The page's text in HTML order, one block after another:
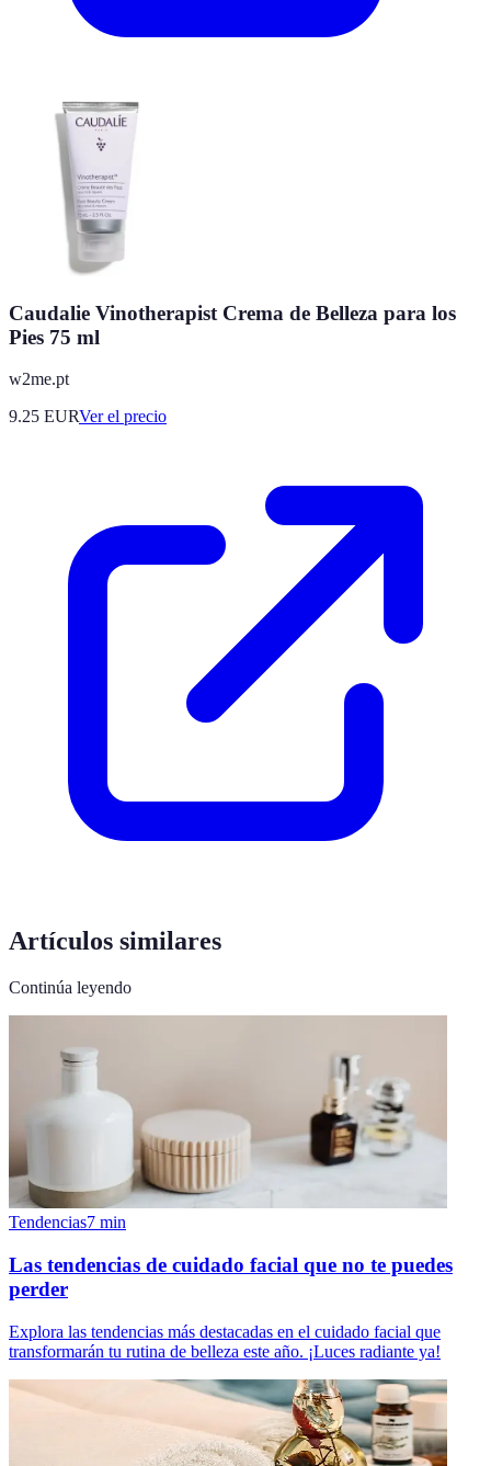
Caudalie Vinotherapist Crema de Belleza para los
Pies 75 ml
w2me.pt
9.25 EURVer el precio
Artículos similares
Continúa leyendo
Tendencias7 min
Las tendencias de cuidado facial que no te puedes
perder
Explora las tendencias más destacadas en el cuidado facial que
transformarán tu rutina de belleza este año. ¡Luces radiante ya!